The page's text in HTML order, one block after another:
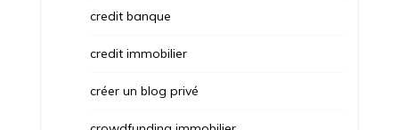
credit banque
credit immobilier
créer un blog privé